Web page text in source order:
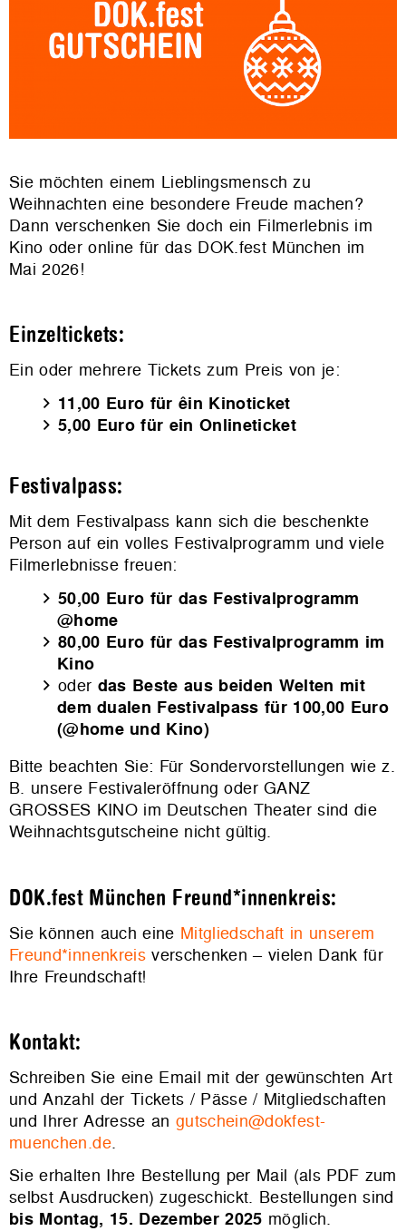
Sie möchten einem Lieblingsmensch zu
Weihnachten eine besondere Freude machen?
Dann verschenken Sie doch ein Filmerlebnis im
Kino oder online für das DOK.fest München im
Mai 2026!
Einzeltickets:
Ein oder mehrere Tickets zum Preis von je:
11,00 Euro für êin Kinoticket
5,00 Euro für ein Onlineticket
Festivalpass:
Mit dem Festivalpass kann sich die beschenkte
Person auf ein volles Festivalprogramm und viele
Filmerlebnisse freuen:
50,00 Euro für das Festivalprogramm
@home
80,00 Euro für das Festivalprogramm im
Kino
oder das Beste aus beiden Welten mit
dem dualen Festivalpass für 100,00 Euro
(@home und Kino)
Bitte beachten Sie: Für Sondervorstellungen wie z.
B. unsere Festivaleröffnung oder GANZ
GROSSES KINO im Deutschen Theater sind die
Weihnachtsgutscheine nicht gültig.
DOK.fest München Freund*innenkreis:
Sie können auch eine Mitgliedschaft in unserem
Freund*innenkreisverschenken – vielen Dank für
Ihre Freundschaft!
Kontakt:
Schreiben Sie eine Email mit der gewünschten Art
und Anzahl der Tickets / Pässe / Mitgliedschaften
und Ihrer Adresse an gutschein@dokfest-
muenchen.de.
Sie erhalten Ihre Bestellung per Mail (als PDF zum
selbst Ausdrucken) zugeschickt. Bestellungen sind
bis Montag, 15. Dezember 2025 möglich.